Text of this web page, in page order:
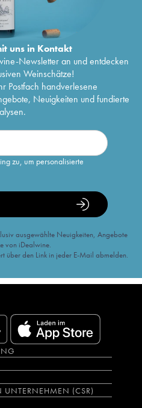
uns in Kontakt
Newsletter an und entdecken
Weinschätze!
Postfach handverlesene
Neuigkeiten und fundierte
zu, um personalisierte
ausgewählte Neuigkeiten, Angebote
von iDealwine.
über den Link in jeder E-Mail abmelden.
(CSR)